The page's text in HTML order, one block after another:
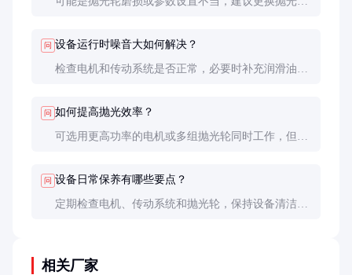
问 设备运行时噪音大如何解决？
检查电机和传动系统是否正常，必要时补充润滑油或
问 如何提高抛光效率？
可选用更高功率的电机或多组抛光轮同时工作，但需
问 设备日常保养有哪些要点？
定期检查电机、传动系统和抛光轮，保持设备清洁，
相关厂家